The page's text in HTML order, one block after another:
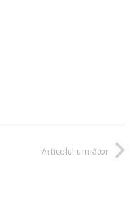
Articolul următor